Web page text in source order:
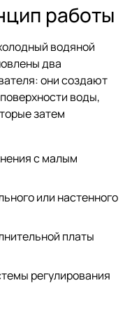
работы
водяной
два
они создают
воды,
затем
с малым
или настенного
платы
регулирования